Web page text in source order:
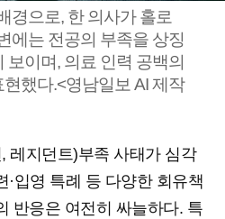
경으로, 한 의사가 홀로
에는 전공의 부족을 상징
이며, 의료 인력 공백의
했다.<영남일보 AI 제작
레지던트)부족 사태가 심각
·입영 특례 등 다양한 회유책
반응은 여전히 싸늘하다. 특